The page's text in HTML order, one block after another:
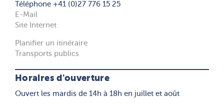
Téléphone +41 (0)27 776 15 25
E-Mail
Site Internet
Planifier un itinéraire
Transports publics
Horaires d'ouverture
Ouvert les mardis de 14h à 18h en juillet et août